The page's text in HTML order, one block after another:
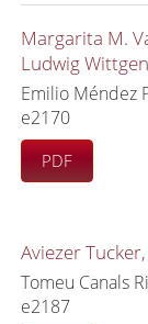
Margarita M.
Ludwig
Emilio Méndez
e2170
PDF
Aviezer
Tomeu Canals
e2187